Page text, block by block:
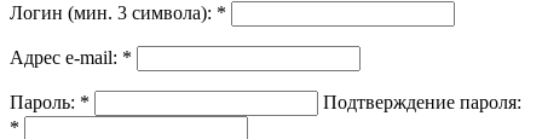
Логин (мин. 3 символа): *
Адрес e-mail: *
Пароль: *
Подтверждение пароля:
*